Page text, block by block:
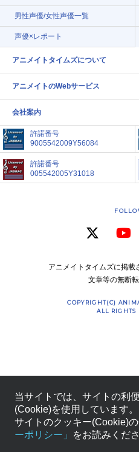
男性声優/女性声優一覧
声優×レポート
アニメイトタイムズについて
アニメイトのWebサービス
会社案内
許諾番号
9005542009Y56084
許諾番号
005542005Y31018
アニメイトタイムズに掲載
文章等の無断
COPYRIGHT(C)
ALL RIGHTS
当サイトでは、サイトの利
(Cookie)を使用しています。
サイトのクッキー(Cookie)の
ーポリシー」
をお読みくださ